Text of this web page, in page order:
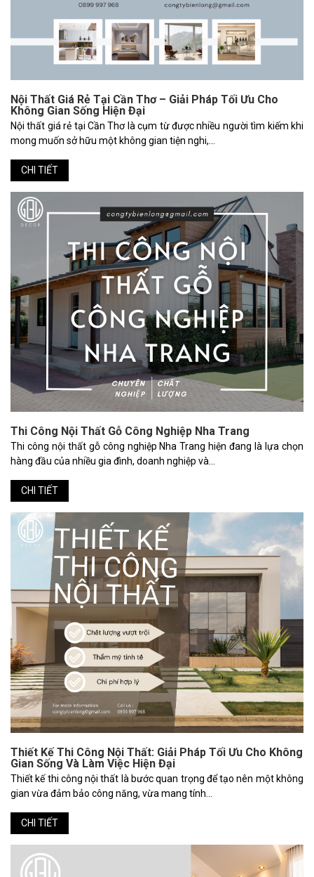
Nội Thất Giá Rẻ Tại Cần Thơ – Giải Pháp Tối Ưu Cho
Không Gian Sống Hiện Đại
Nội thất giá rẻ tại Cần Thơ là cụm từ được nhiều người tìm kiếm khi
mong muốn sở hữu một không gian tiện nghi,...
CHI TIẾT
Thi Công Nội Thất Gỗ Công Nghiệp Nha Trang
Thi công nội thất gỗ công nghiệp Nha Trang hiện đang là lựa chọn
hàng đầu của nhiều gia đình, doanh nghiệp và...
CHI TIẾT
Thiết Kế Thi Công Nội Thất: Giải Pháp Tối Ưu Cho Không
Gian Sống Và Làm Việc Hiện Đại
Thiết kế thi công nội thất là bước quan trọng để tạo nên một không
gian vừa đảm bảo công năng, vừa mang tính...
CHI TIẾT